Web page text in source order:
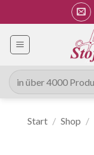
Inhalt
springen
Suche
nach:
Start / Shop /